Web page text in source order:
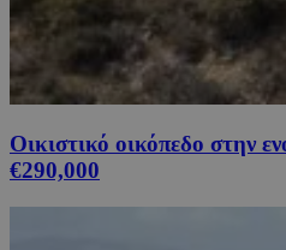
Οικιστικό οικόπεδο στην
€290,000